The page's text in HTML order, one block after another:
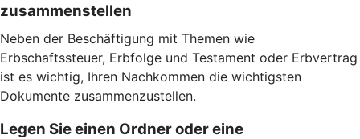
zusammenstellen
Neben der Beschäftigung mit Themen wie
Erbschaftssteuer, Erbfolge und Testament oder Erbvertrag
ist es wichtig, Ihren Nachkommen die wichtigsten
Dokumente zusammenzustellen.
Legen Sie einen Ordner oder eine